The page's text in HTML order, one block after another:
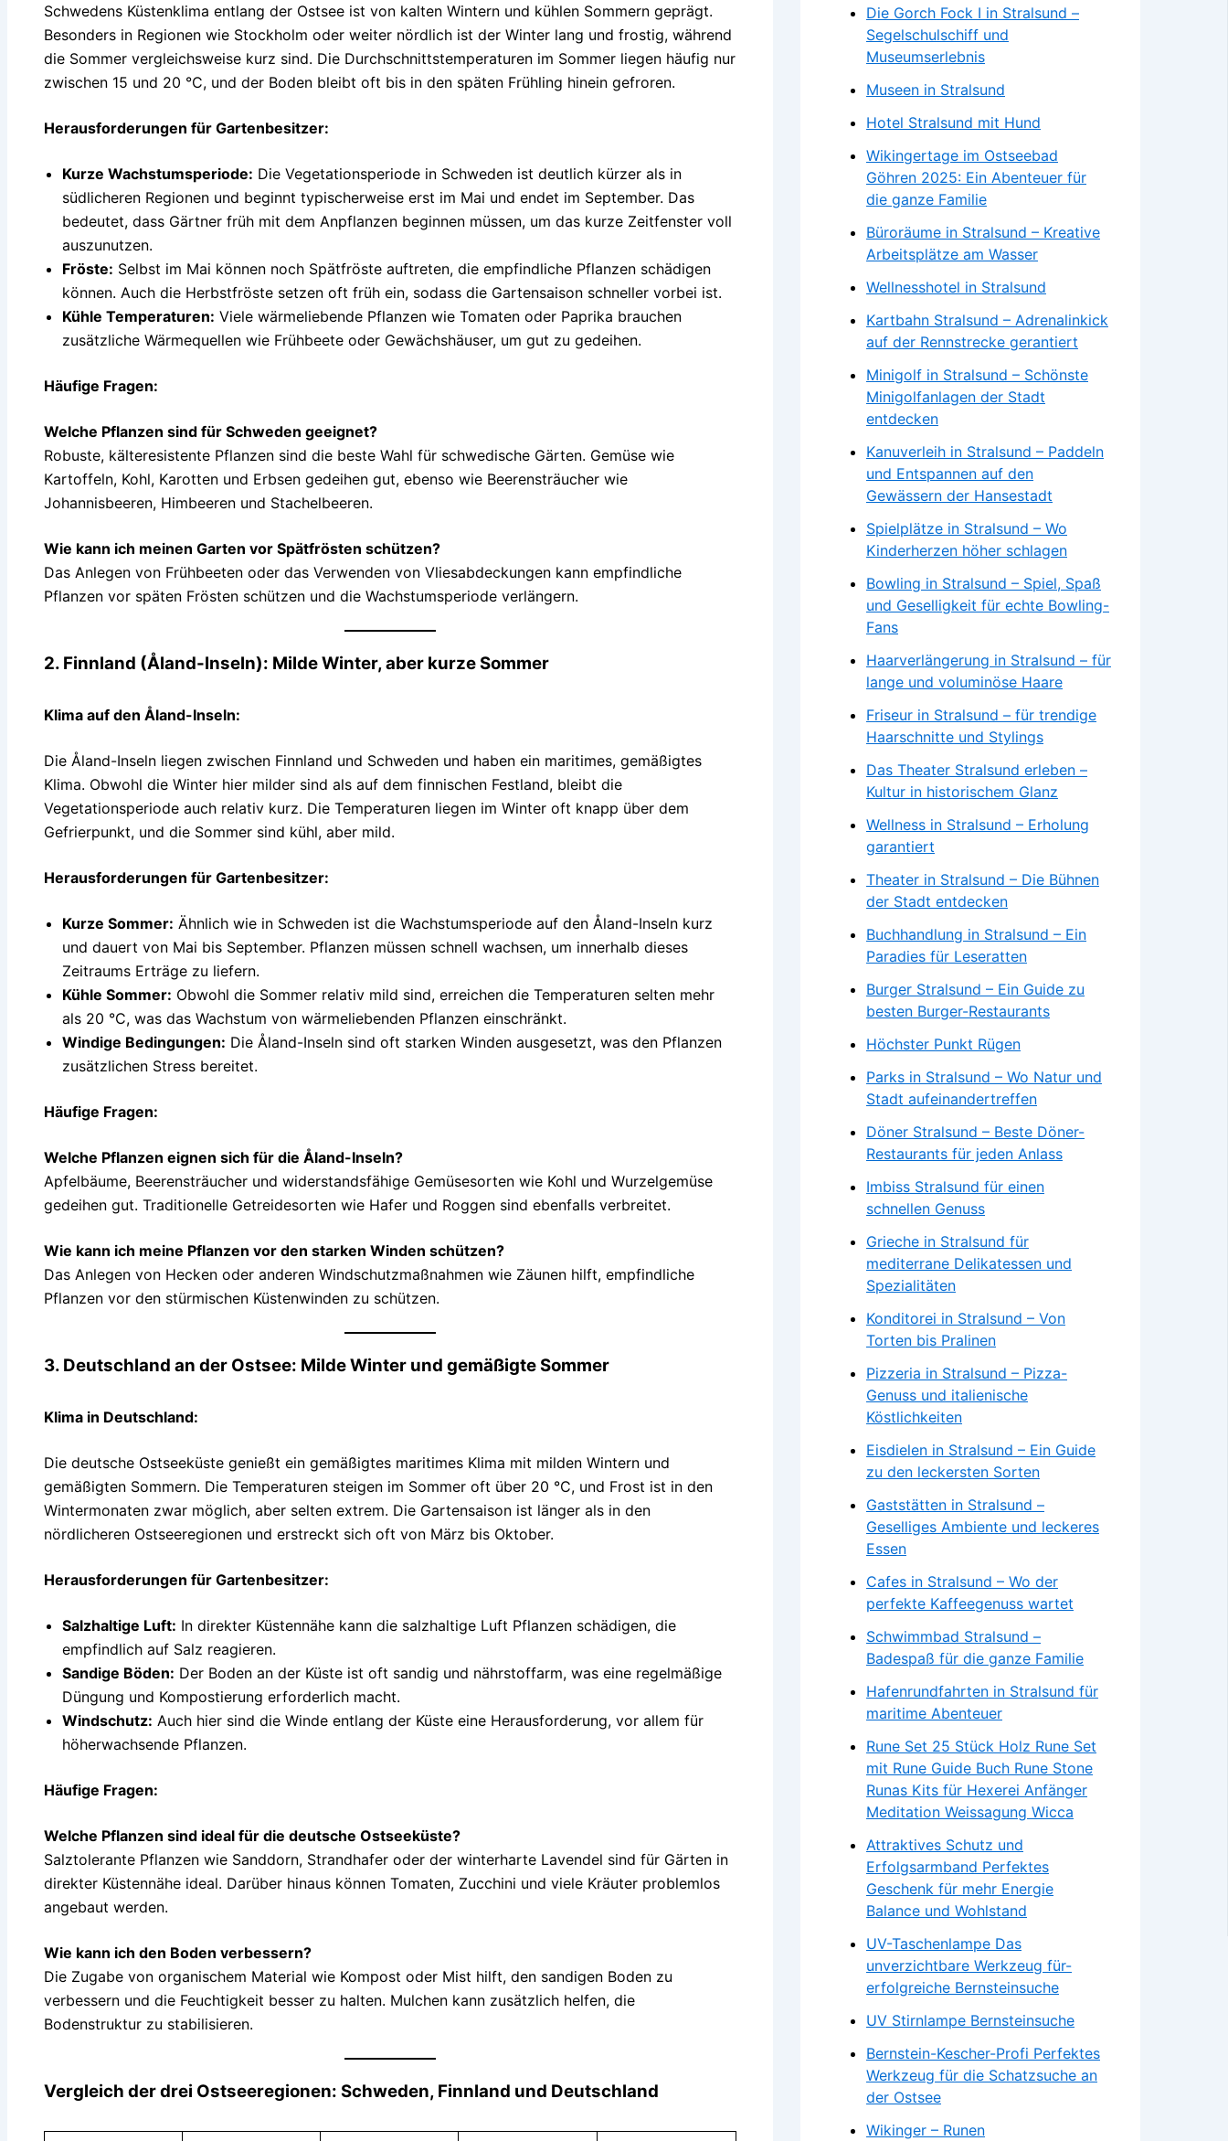
Schwedens Küstenklima entlang der Ostsee ist von kalten Wintern und kühlen Sommern geprägt.
Besonders in Regionen wie Stockholm oder weiter nördlich ist der Winter lang und frostig, während
die Sommer vergleichsweise kurz sind. Die Durchschnittstemperaturen im Sommer liegen häufig nur
zwischen 15 und 20 °C, und der Boden bleibt oft bis in den späten Frühling hinein gefroren.
Herausforderungen für Gartenbesitzer:
Kurze Wachstumsperiode: Die Vegetationsperiode in Schweden ist deutlich kürzer als in
südlicheren Regionen und beginnt typischerweise erst im Mai und endet im September. Das
bedeutet, dass Gärtner früh mit dem Anpflanzen beginnen müssen, um das kurze Zeitfenster voll
auszunutzen.
Fröste: Selbst im Mai können noch Spätfröste auftreten, die empfindliche Pflanzen schädigen
können. Auch die Herbstfröste setzen oft früh ein, sodass die Gartensaison schneller vorbei ist.
Kühle Temperaturen: Viele wärmeliebende Pflanzen wie Tomaten oder Paprika brauchen
zusätzliche Wärmequellen wie Frühbeete oder Gewächshäuser, um gut zu gedeihen.
Häufige Fragen:
Welche Pflanzen sind für Schweden geeignet?
Robuste, kälteresistente Pflanzen sind die beste Wahl für schwedische Gärten. Gemüse wie
Kartoffeln, Kohl, Karotten und Erbsen gedeihen gut, ebenso wie Beerensträucher wie
Johannisbeeren, Himbeeren und Stachelbeeren.
Wie kann ich meinen Garten vor Spätfrösten schützen?
Das Anlegen von Frühbeeten oder das Verwenden von Vliesabdeckungen kann empfindliche
Pflanzen vor späten Frösten schützen und die Wachstumsperiode verlängern.
2. Finnland (Åland-Inseln): Milde Winter, aber kurze Sommer
Klima auf den Åland-Inseln:
Die Åland-Inseln liegen zwischen Finnland und Schweden und haben ein maritimes, gemäßigtes
Klima. Obwohl die Winter hier milder sind als auf dem finnischen Festland, bleibt die
Vegetationsperiode auch relativ kurz. Die Temperaturen liegen im Winter oft knapp über dem
Gefrierpunkt, und die Sommer sind kühl, aber mild.
Herausforderungen für Gartenbesitzer:
Kurze Sommer: Ähnlich wie in Schweden ist die Wachstumsperiode auf den Åland-Inseln kurz
und dauert von Mai bis September. Pflanzen müssen schnell wachsen, um innerhalb dieses
Zeitraums Erträge zu liefern.
Kühle Sommer: Obwohl die Sommer relativ mild sind, erreichen die Temperaturen selten mehr
als 20 °C, was das Wachstum von wärmeliebenden Pflanzen einschränkt.
Windige Bedingungen: Die Åland-Inseln sind oft starken Winden ausgesetzt, was den Pflanzen
zusätzlichen Stress bereitet.
Häufige Fragen:
Welche Pflanzen eignen sich für die Åland-Inseln?
Apfelbäume, Beerensträucher und widerstandsfähige Gemüsesorten wie Kohl und Wurzelgemüse
gedeihen gut. Traditionelle Getreidesorten wie Hafer und Roggen sind ebenfalls verbreitet.
Wie kann ich meine Pflanzen vor den starken Winden schützen?
Das Anlegen von Hecken oder anderen Windschutzmaßnahmen wie Zäunen hilft, empfindliche
Pflanzen vor den stürmischen Küstenwinden zu schützen.
3. Deutschland an der Ostsee: Milde Winter und gemäßigte Sommer
Klima in Deutschland:
Die deutsche Ostseeküste genießt ein gemäßigtes maritimes Klima mit milden Wintern und
gemäßigten Sommern. Die Temperaturen steigen im Sommer oft über 20 °C, und Frost ist in den
Wintermonaten zwar möglich, aber selten extrem. Die Gartensaison ist länger als in den
nördlicheren Ostseeregionen und erstreckt sich oft von März bis Oktober.
Herausforderungen für Gartenbesitzer:
Salzhaltige Luft: In direkter Küstennähe kann die salzhaltige Luft Pflanzen schädigen, die
empfindlich auf Salz reagieren.
Sandige Böden: Der Boden an der Küste ist oft sandig und nährstoffarm, was eine regelmäßige
Düngung und Kompostierung erforderlich macht.
Windschutz: Auch hier sind die Winde entlang der Küste eine Herausforderung, vor allem für
höherwachsende Pflanzen.
Häufige Fragen:
Welche Pflanzen sind ideal für die deutsche Ostseeküste?
Salztolerante Pflanzen wie Sanddorn, Strandhafer oder der winterharte Lavendel sind für Gärten in
direkter Küstennähe ideal. Darüber hinaus können Tomaten, Zucchini und viele Kräuter problemlos
angebaut werden.
Wie kann ich den Boden verbessern?
Die Zugabe von organischem Material wie Kompost oder Mist hilft, den sandigen Boden zu
verbessern und die Feuchtigkeit besser zu halten. Mulchen kann zusätzlich helfen, die
Bodenstruktur zu stabilisieren.
Vergleich der drei Ostseeregionen: Schweden, Finnland und Deutschland
Die Gorch Fock I in Stralsund –
Segelschulschiff und
Museumserlebnis
Museen in Stralsund
Hotel Stralsund mit Hund
Wikingertage im Ostseebad
Göhren 2025: Ein Abenteuer für
die ganze Familie
Büroräume in Stralsund – Kreative
Arbeitsplätze am Wasser
Wellnesshotel in Stralsund
Kartbahn Stralsund – Adrenalinkick
auf der Rennstrecke gerantiert
Minigolf in Stralsund – Schönste
Minigolfanlagen der Stadt
entdecken
Kanuverleih in Stralsund – Paddeln
und Entspannen auf den
Gewässern der Hansestadt
Spielplätze in Stralsund – Wo
Kinderherzen höher schlagen
Bowling in Stralsund – Spiel, Spaß
und Geselligkeit für echte Bowling-
Fans
Haarverlängerung in Stralsund – für
lange und voluminöse Haare
Friseur in Stralsund – für trendige
Haarschnitte und Stylings
Das Theater Stralsund erleben –
Kultur in historischem Glanz
Wellness in Stralsund – Erholung
garantiert
Theater in Stralsund – Die Bühnen
der Stadt entdecken
Buchhandlung in Stralsund – Ein
Paradies für Leseratten
Burger Stralsund – Ein Guide zu
besten Burger-Restaurants
Höchster Punkt Rügen
Parks in Stralsund – Wo Natur und
Stadt aufeinandertreffen
Döner Stralsund – Beste Döner-
Restaurants für jeden Anlass
Imbiss Stralsund für einen
schnellen Genuss
Grieche in Stralsund für
mediterrane Delikatessen und
Spezialitäten
Konditorei in Stralsund – Von
Torten bis Pralinen
Pizzeria in Stralsund – Pizza-
Genuss und italienische
Köstlichkeiten
Eisdielen in Stralsund – Ein Guide
zu den leckersten Sorten
Gaststätten in Stralsund –
Geselliges Ambiente und leckeres
Essen
Cafes in Stralsund – Wo der
perfekte Kaffeegenuss wartet
Schwimmbad Stralsund –
Badespaß für die ganze Familie
Hafenrundfahrten in Stralsund für
maritime Abenteuer
Rune Set 25 Stück Holz Rune Set
mit Rune Guide Buch Rune Stone
Runas Kits für Hexerei Anfänger
Meditation Weissagung Wicca
Attraktives Schutz und
Erfolgsarmband Perfektes
Geschenk für mehr Energie
Balance und Wohlstand
UV-Taschenlampe Das
unverzichtbare Werkzeug für-
erfolgreiche Bernsteinsuche
UV Stirnlampe Bernsteinsuche
Bernstein-Kescher-Profi Perfektes
Werkzeug für die Schatzsuche an
der Ostsee
Wikinger – Runen